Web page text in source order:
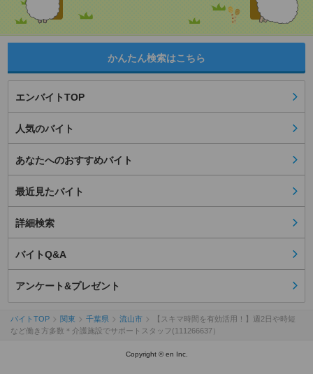
かんたん検索はこちら
エンバイトTOP
人気のバイト
あなたへのおすすめバイト
最近見たバイト
詳細検索
バイトQ&A
アンケート&プレゼント
バイトTOP 関東 千葉県 流山市
【スキマ時間を有効活用！】週2日や時短
など働き方多数＊介護施設でサポートスタッフ(111266637）
Copyright © en Inc.